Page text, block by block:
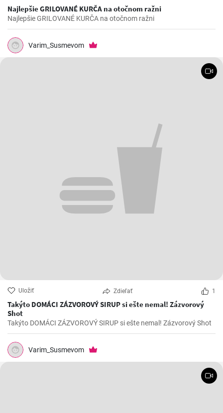
Najlepšie GRILOVANÉ KURČA na otočnom ražni
Najlepšie GRILOVANÉ KURČA na otočnom ražni
Varim_Susmevom
Uložiť Zdieľať 1
Takýto DOMÁCI ZÁZVOROVÝ SIRUP si ešte nemal! Zázvorový
Shot
Takýto DOMÁCI ZÁZVOROVÝ SIRUP si ešte nemal! Zázvorový Shot
Varim_Susmevom